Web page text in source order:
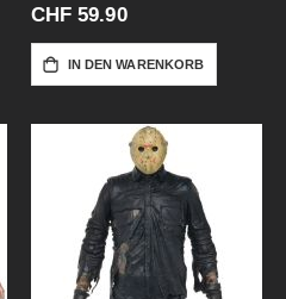
CHF 59.90
IN DEN WARENKORB